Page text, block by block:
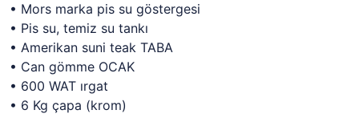
• Mors marka pis su göstergesi
• Pis su, temiz su tankı
• Amerikan suni teak TABA
• Can gömme OCAK
• 600 WAT ırgat
• 6 Kg çapa (krom)